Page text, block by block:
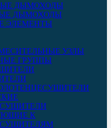
ДЫМОХОДЫ
ДЫМОХОДЫ
ЭЛЕМЕНТЫ
УЗЛЫ
ГРУППЫ
К